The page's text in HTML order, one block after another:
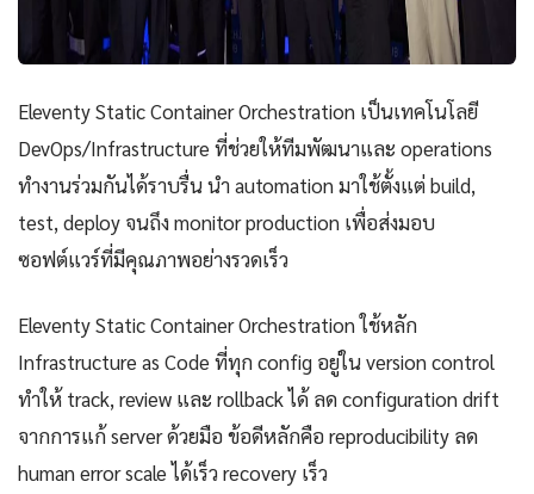
Eleventy Static Container Orchestration เป็นเทคโนโลยี
DevOps/Infrastructure ที่ช่วยให้ทีมพัฒนาและ operations
ทำงานร่วมกันได้ราบรื่น นำ automation มาใช้ตั้งแต่ build,
test, deploy จนถึง monitor production เพื่อส่งมอบ
ซอฟต์แวร์ที่มีคุณภาพอย่างรวดเร็ว
Eleventy Static Container Orchestration ใช้หลัก
Infrastructure as Code ที่ทุก config อยู่ใน version control
ทำให้ track, review และ rollback ได้ ลด configuration drift
จากการแก้ server ด้วยมือ ข้อดีหลักคือ reproducibility ลด
human error scale ได้เร็ว recovery เร็ว